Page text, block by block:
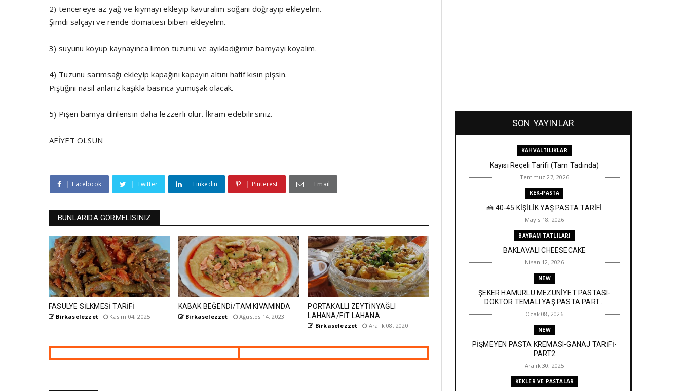
2) tencereye az yağ ve kıymayı ekleyip kavuralım soğanı doğrayıp ekleyelim.
Şimdi salçayı ve rende domatesi biberi ekleyelim.
3) suyunu koyup kaynayınca limon tuzunu ve ayıkladığımız bamyayı koyalım.
4) Tuzunu sarımsağı ekleyip kapağını kapayın altını hafif kısın pişsin.
Piştiğıni nasıl anlarız kaşıkla basınca yumuşak olacak.
5) Pişen bamya dinlensin daha lezzerli olur. İkram edebilirsiniz.
AFİYET OLSUN
Facebook Twitter Linkedin Pinterest Email
BUNLARIDA GÖRMELISINIZ
FASULYE SİLKMESİ TARİFİ
Birkaselezzet Kasım 04, 2025
KABAK BEĞENDİ/TAM KIVAMINDA
Birkaselezzet Ağustos 14, 2023
PORTAKALLI ZEYTİNYAĞLI
LAHANA/FİT LAHANA
Birkaselezzet Aralık 08, 2020
SON YAYINLAR
KAHVALTILIKLAR
Kayısı Reçeli Tarifi (Tam Tadında)
Temmuz 27, 2026
KEK-PASTA
🍰 40-45 KİŞİLİK YAŞ PASTA TARİFİ
Mayıs 18, 2026
BAYRAM TATLILARI
BAKLAVALI CHEESECAKE
Nisan 12, 2026
NEW
ŞEKER HAMURLU MEZUNİYET PASTASI-
DOKTOR TEMALI YAŞ PASTA PART...
Ocak 08, 2026
NEW
PİŞMEYEN PASTA KREMASI-GANAJ TARİFİ-
PART2
Aralık 30, 2025
KEKLER VE PASTALAR